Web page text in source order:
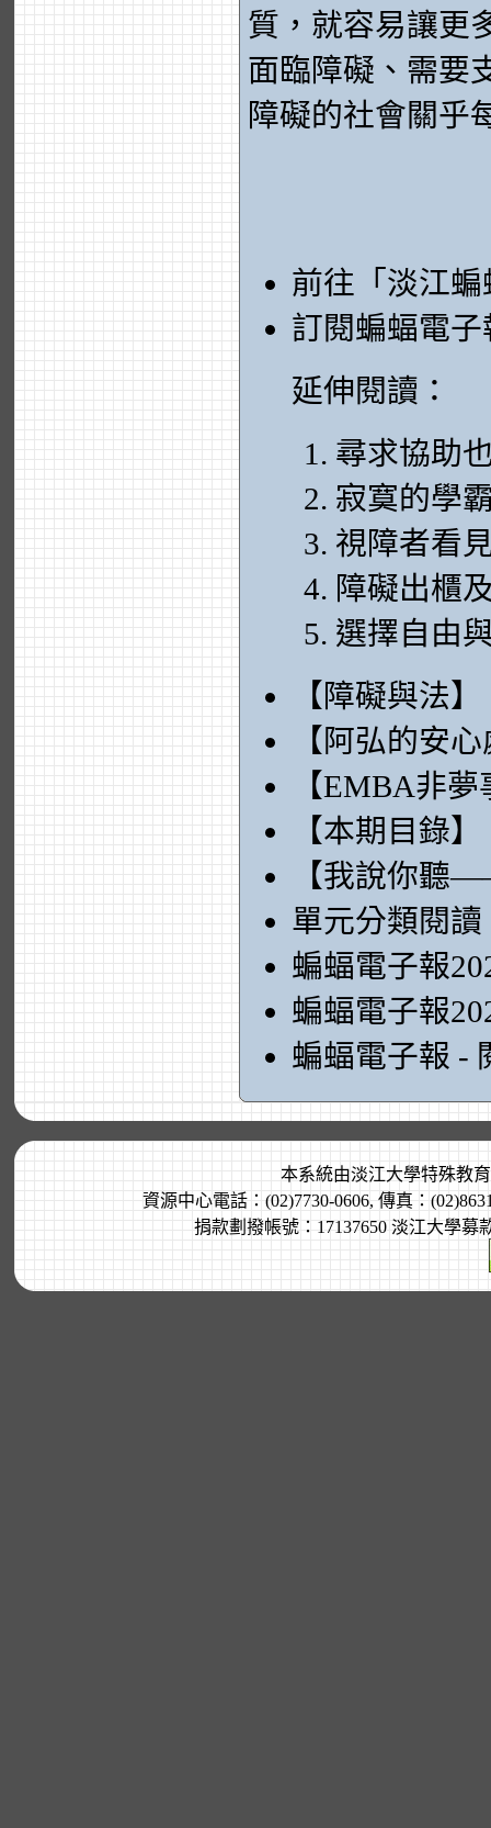
質，就容易讓更
面臨障礙、需要
障礙的社會關乎
前往「淡江
訂閱蝙蝠電子
延伸閱讀：
尋求協助
寂寞的學
視障者看
障礙出櫃
選擇自由
【障礙與法】
【阿弘的安
【EMBA非夢
【本期目錄】
【我說你聽
單元分類閱讀
蝙蝠電子報
蝙蝠電子報
蝙蝠電子報 -
本系統由淡江大學特殊教
資源中心電話：(02)7730-0606, 傳真：
捐款劃撥帳號：17137650 淡江大學